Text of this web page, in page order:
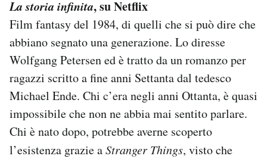
La storia infinita, su Netflix
Film fantasy del 1984, di quelli che si può dire che
abbiano segnato una generazione. Lo diresse
Wolfgang Petersen ed è tratto da un romanzo per
ragazzi scritto a fine anni Settanta dal tedesco
Michael Ende. Chi c’era negli anni Ottanta, è quasi
impossibile che non ne abbia mai sentito parlare.
Chi è nato dopo, potrebbe averne scoperto
l’esistenza grazie aStranger Things, visto che